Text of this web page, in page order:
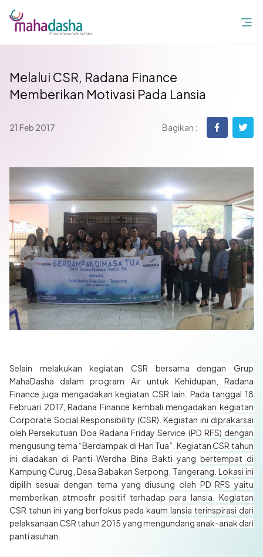
Melalui CSR, Radana Finance
Memberikan Motivasi Pada Lansia
21 Feb 2017 Bagikan :
Selain melakukan kegiatan CSR bersama dengan Grup
MahaDasha dalam program Air untuk Kehidupan, Radana
Finance juga mengadakan kegiatan CSR lain. Pada tanggal 18
Februari 2017, Radana Finance kembali mengadakan kegiatan
Corporate Social Responsibility (CSR). Kegiatan ini diprakarsai
oleh Persekutuan Doa Radana Friday Service (PD RFS) dengan
mengusung tema “Berdampak di Hari Tua”. Kegiatan CSR tahun
ini diadakan di Panti Werdha Bina Bakti yang bertempat di
Kampung Curug, Desa Babakan Serpong, Tangerang. Lokasi ini
dipilih sesuai dengan tema yang diusung oleh PD RFS yaitu
memberikan atmosfir positif terhadap para lansia. Kegiatan
CSR tahun ini yang berfokus pada kaum lansia terinspirasi dari
pelaksanaan CSR tahun 2015 yang mengundang anak-anak dari
panti asuhan.